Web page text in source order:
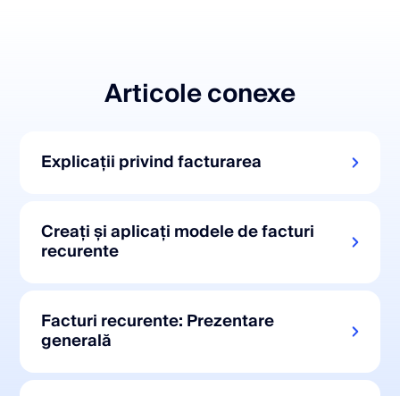
Articole conexe
Explicații privind facturarea
Creați și aplicați modele de facturi
recurente
Facturi recurente: Prezentare
generală